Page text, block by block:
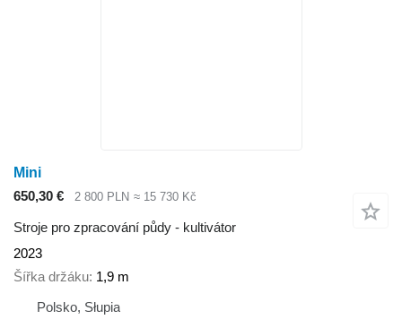
Mini
650,30 €
2 800 PLN ≈ 15 730 Kč
Stroje pro zpracování půdy - kultivátor
2023
Šířka držáku 1,9 m
Polsko, Słupia